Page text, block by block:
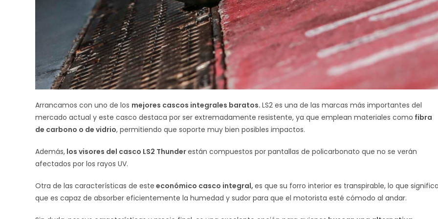
Arrancamos con uno de los mejores cascos integrales baratos. LS2 es una de las marcas más importantes del
mercado actual y este casco destaca por ser extremadamente resistente, ya que emplean materiales como fibra
de carbono o de vidrio, permitiendo que soporte muy bien posibles impactos.
Además, los visores del casco LS2 Thunderestán compuestos por pantallas de policarbonato que no se verán
afectados por los rayos UV.
Otra de las características de este económico casco integral, es que su forro interior es transpirable, lo que
que es capaz de absorber eficientemente la humedad y sudor para que el motorista esté cómodo al andar.